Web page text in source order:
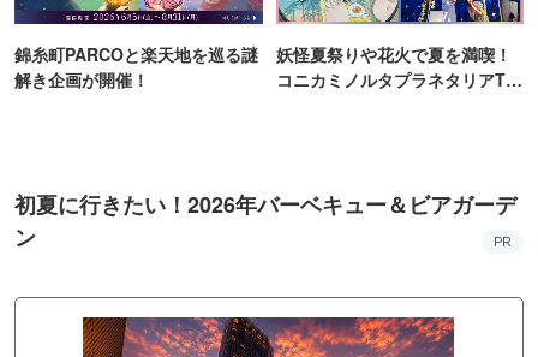
錦糸町PARCOと楽天地を巡る謎
解き企画が開催！
妖怪夏祭りや花火で夏を満喫！
コニカミノルタプラネタリアTO
初夏に行きたい！2026年バーベキュー＆ビアガーデ
ン
PR